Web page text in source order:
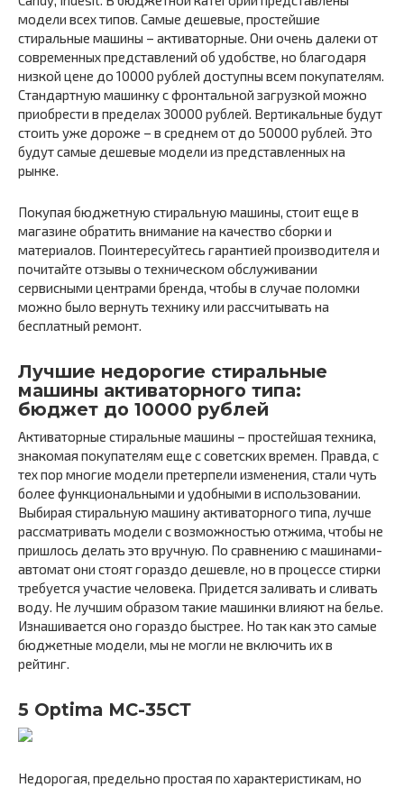
модели всех типов. Самые дешевые, простейшие
стиральные машины – активаторные. Они очень далеки от
современных представлений об удобстве, но благодаря
низкой цене до 10000 рублей доступны всем покупателям.
Стандартную машинку с фронтальной загрузкой можно
приобрести в пределах 30000 рублей. Вертикальные будут
стоить уже дороже – в среднем от до 50000 рублей. Это
будут самые дешевые модели из представленных на
рынке.
Покупая бюджетную стиральную машины, стоит еще в
магазине обратить внимание на качество сборки и
материалов. Поинтересуйтесь гарантией производителя и
почитайте отзывы о техническом обслуживании
сервисными центрами бренда, чтобы в случае поломки
можно было вернуть технику или рассчитывать на
бесплатный ремонт.
Лучшие недорогие стиральные
машины активаторного типа:
бюджет до 10000 рублей
Активаторные стиральные машины – простейшая техника,
знакомая покупателям еще с советских времен. Правда, с
тех пор многие модели претерпели изменения, стали чуть
более функциональными и удобными в использовании.
Выбирая стиральную машину активаторного типа, лучше
рассматривать модели с возможностью отжима, чтобы не
пришлось делать это вручную. По сравнению с машинами-
автомат они стоят гораздо дешевле, но в процессе стирки
требуется участие человека. Придется заливать и сливать
воду. Не лучшим образом такие машинки влияют на белье.
Изнашивается оно гораздо быстрее. Но так как это самые
бюджетные модели, мы не могли не включить их в
рейтинг.
5 Optima MC-35СТ
Недорогая, предельно простая по характеристикам, но